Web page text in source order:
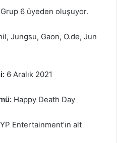
Grup 6 üyeden oluşuyor.
Jungsu, Gaon, O.de, Jun
6 Aralık 2021
Happy Death Day
Entertainment’ın alt